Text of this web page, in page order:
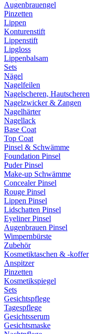
Augenbrauengel
Pinzetten
Lippen
Konturenstift
Lippenstift
Lipgloss
Lippenbalsam
Sets
Nägel
Nagelfeilen
Nagelscheren, Hautscheren
Nagelzwicker & Zangen
Nagelhärter
Nagellack
Base Coat
Top Coat
Pinsel & Schwämme
Foundation Pinsel
Puder Pinsel
Make-up Schwämme
Concealer Pinsel
Rouge Pinsel
Lippen Pinsel
Lidschatten Pinsel
Eyeliner Pinsel
Augenbrauen Pinsel
Wimpernbürste
Zubehör
Kosmetiktaschen & -koffer
Anspitzer
Pinzetten
Kosmetikspiegel
Sets
Gesichtspflege
Tagespflege
Gesichtsserum
Gesichtsmaske